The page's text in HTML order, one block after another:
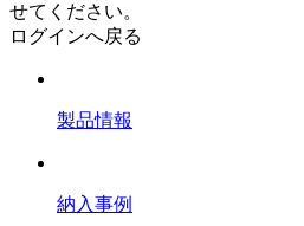
せてください。
ログインへ戻る
製品情報
納入事例